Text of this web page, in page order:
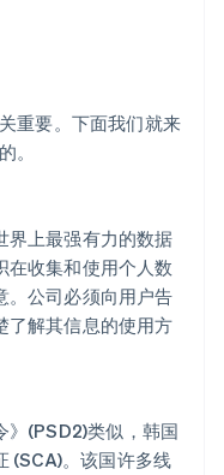
重要。下面我们就来
。
界上最强有力的数据
在收集和使用个人数
。公司必须向用户告
了解其信息的使用方
》(PSD2)类似，韩国
(SCA)。该国许多线